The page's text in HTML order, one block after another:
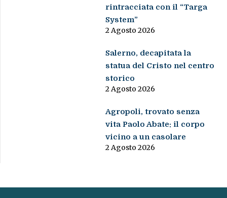
rintracciata con il “Targa
System”
2 Agosto 2026
Salerno, decapitata la
statua del Cristo nel centro
storico
2 Agosto 2026
Agropoli, trovato senza
vita Paolo Abate: il corpo
vicino a un casolare
2 Agosto 2026